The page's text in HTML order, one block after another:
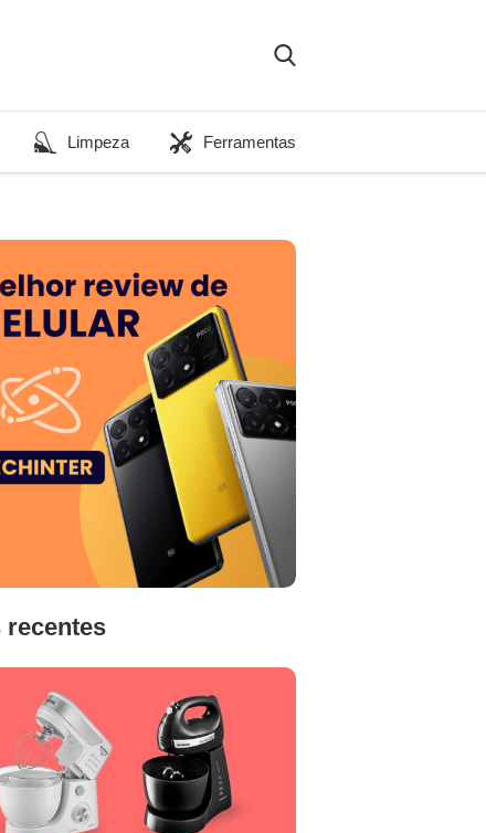
Limpeza Ferramentas
recentes